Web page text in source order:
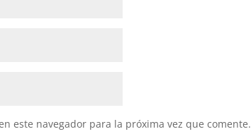
este navegador para la próxima vez que comente.